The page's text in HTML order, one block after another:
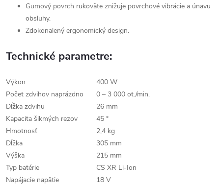
Gumový povrch rukoväte znižuje povrchové vibrácie a únavu
obsluhy.
Zdokonalený ergonomický design.
Technické parametre:
Výkon
400 W
Počet zdvihov naprázdno
0 – 3 000 ot./min.
Dĺžka zdvihu
26 mm
Kapacita šikmých rezov
45 °
Hmotnosť
2,4 kg
Dĺžka
305 mm
Výška
215 mm
Typ batérie
CS XR Li-Ion
Napájacie napätie
18 V